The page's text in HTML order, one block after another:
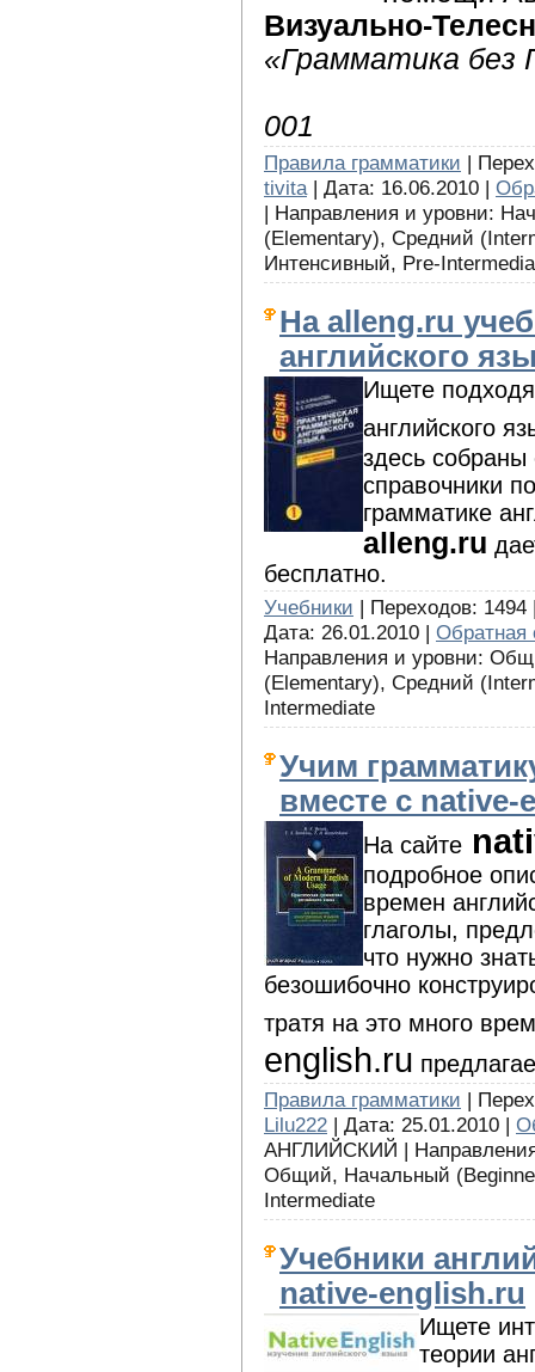
Визуально-
«Грамматика без
001
Правила грамматики |
tivita| Дата: 16.06.2010 |
| Направления и уровни:
(Elementary), Средний
Интенсивный, Pre-
На alleng.ru
английского
Ищете
английского
здесь
справочники
грамматике
alleng.ru
бесплатно.
Учебники | Переходов:
Дата: 26.01.2010 | Обратная
Направления и уровни:
(Elementary), Средний
Intermediate
Учим
вместе с native-
На сайте
подробное
времен
глаголы,
что нужно
безошибочно
тратя на это много
english.ru
Правила грамматики |
Lilu222 | Дата: 25.01.2010 |
АНГЛИЙСКИЙ |
Общий, Начальный
Intermediate
Учебники
native-english.ru
Ищете
теории